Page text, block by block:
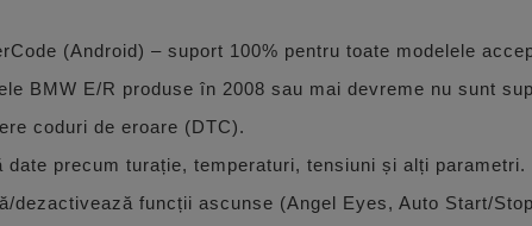
(Android) – suport 100% pentru toate modelele
BMW E/R produse în 2008 sau mai devreme nu sunt
coduri de eroare (DTC).
precum turație, temperaturi, tensiuni și alți parametri.
dezactivează funcții ascunse (Angel Eyes, Auto Start/